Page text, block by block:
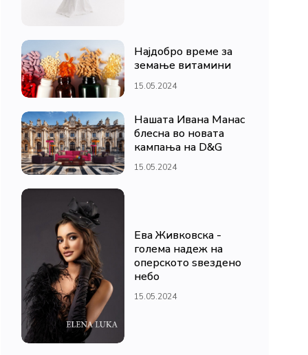
Најдобро време за
земање витамини
15.05.2024
Нашата Ивана Манас
блесна во новата
кампања на D&G
15.05.2024
Ева Живковска -
голема надеж на
оперското ѕвездено
небо
15.05.2024